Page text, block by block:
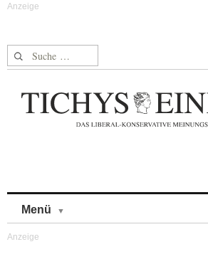
Suche nach:
Menü